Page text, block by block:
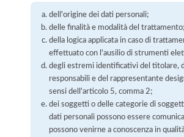
dell'origine dei dati personali;
delle finalità e modalità del trattamento;
della logica applicata in caso di
effettuato con l'ausilio di strumenti
degli estremi identificativi del titolare,
responsabili e del rappresentante
sensi dell'articolo 5, comma 2;
dei soggetti o delle categorie di
dati personali possono essere
possono venirne a conoscenza in